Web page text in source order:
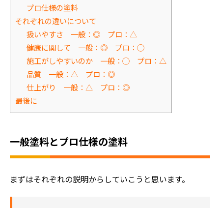
プロ仕様の塗料
それぞれの違いについて
扱いやすさ 一般：◎ プロ：△
健康に関して 一般：◎ プロ：◯
施工がしやすいのか 一般：◯ プロ：△
品質 一般：△ プロ：◎
仕上がり 一般：△ プロ：◎
最後に
一般塗料とプロ仕様の塗料
まずはそれぞれの説明からしていこうと思います。